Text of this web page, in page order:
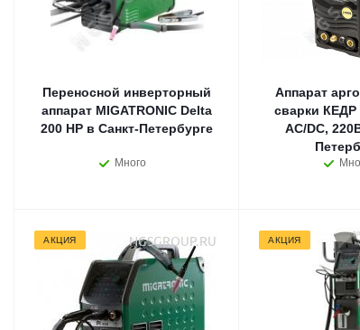
Переносной инверторный
аппарат MIGATRONIC Delta
200 HP в Санкт-Петербурге
Много
Аппарат
сварки КЕДР
AC/DC,
АКЦИЯ АКЦИЯ